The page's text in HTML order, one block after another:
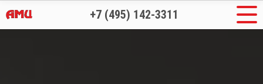
+7 (495) 142-3311